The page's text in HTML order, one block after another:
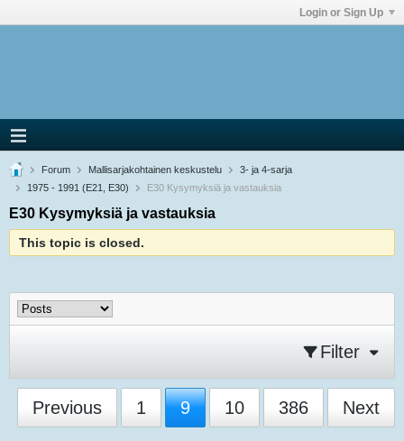
Login or Sign Up
Forum Mallisarjakohtainen keskustelu
3- ja 4-sarja
1975 - 1991 (E21, E30)
E30 Kysymyksiä ja vastauksia
E30 Kysymyksiä ja vastauksia
This topic is closed.
Filter
Previous 1 9 10 386 Next